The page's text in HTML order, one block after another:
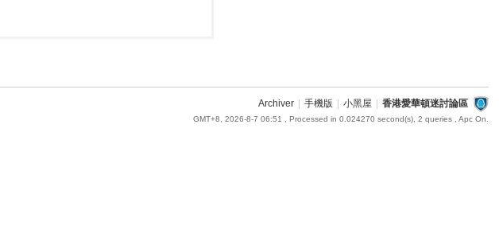
Archiver 手機版 小黑屋 香港愛華頓迷討論區
GMT+8, 2026-8-7 06:51 , Processed in 0.024270 second(s), 2 queries , Apc On.